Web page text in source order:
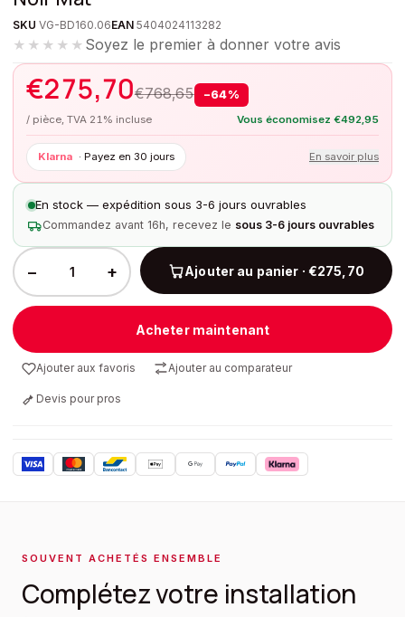
SKU VG-BD160.06EAN 5404024113282
★★★★★ Soyez le premier à donner votre avis
€275,70€768,65 −64%
/ pièce, TVA 21% incluse Vous économisez €492,95
Klarna · Payez en 30 jours En savoir plus
En stock — expédition sous 3-6 jours ouvrables
Commandez avant 16h, recevez le sous 3-6 jours ouvrables
− + Ajouter au panier · €275,70
Acheter maintenant
Ajouter aux favoris Ajouter au comparateur
Devis pour pros
SOUVENT ACHETÉS ENSEMBLE
Complétez votre installation